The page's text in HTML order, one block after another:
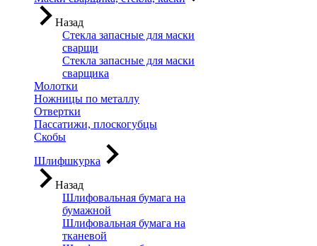
Назад
Стекла запасные для маски
сварщи
Стекла запасные для маски
сварщика
Молотки
Ножницы по металлу
Отвертки
Пассатижи, плоскогубцы
Скобы
Шлифшкурка
Назад
Шлифовальная бумага на
бумажной
Шлифовальная бумага на
тканевой